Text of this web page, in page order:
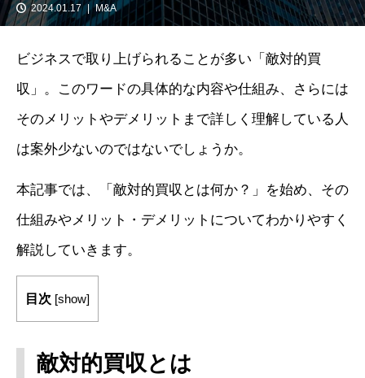
2024.01.17 M&A
ビジネスで取り上げられることが多い「敵対的買
収」。このワードの具体的な内容や仕組み、さらには
そのメリットやデメリットまで詳しく理解している人
は案外少ないのではないでしょうか。
本記事では、「敵対的買収とは何か？」を始め、その
仕組みやメリット・デメリットについてわかりやすく
解説していきます。
目次 [show]
敵対的買収とは